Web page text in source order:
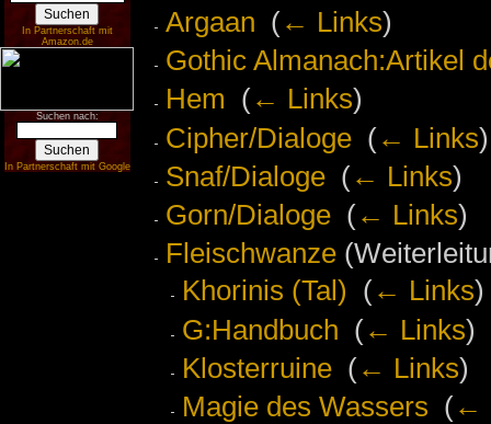
In Partnerschaft mit
Amazon.de
Suchen nach:
In Partnerschaft mit Google
Argaan (← Links)
Gothic Almanach:Artikel
Hem
(← Links)
Cipher/Dialoge‎ (← Links)
Snaf/Dialoge‎ (← Links)
Gorn/Dialoge‎ (← Links)
Fleischwanze
Khorinis (Tal)
(← Links)
G:Handbuch (← Links)
Klosterruine‎ (← Links)
Magie des Wassers (←